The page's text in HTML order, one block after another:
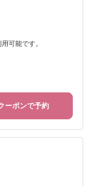
可能です。
ーポンで予約